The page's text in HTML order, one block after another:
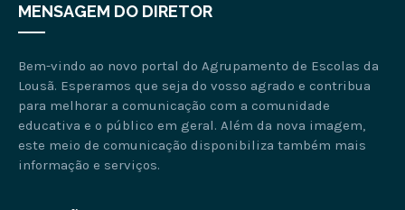
MENSAGEM DO DIRETOR
Bem-vindo ao novo portal do Agrupamento de Escolas da
Lousã. Esperamos que seja do vosso agrado e contribua
para melhorar a comunicação com a comunidade
educativa e o público em geral. Além da nova imagem,
este meio de comunicação disponibiliza também mais
informação e serviços.